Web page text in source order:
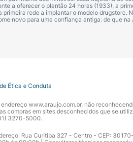
a oferecer o plantão 24 horas (1933), a
rede a implantar o modelo drugstore.
novo para uma confiança antiga: de que
Ética e Conduta
www.araujo.com.br, não
compras em sites desconhecidos que se
3270-5000.
Rua Curitiba 327 - Centro - CEP: